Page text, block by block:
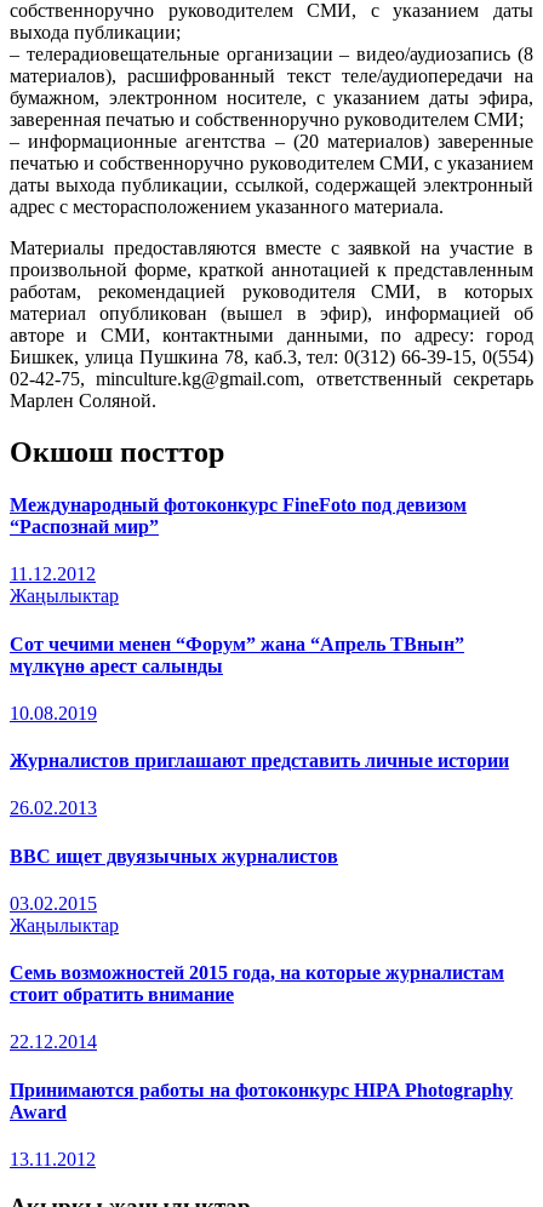
собственноручно руководителем СМИ, с указанием даты
выхода публикации;
– телерадиовещательные организации – видео/аудиозапись (8
материалов), расшифрованный текст теле/аудиопередачи на
бумажном, электронном носителе, с указанием даты эфира,
заверенная печатью и собственноручно руководителем СМИ;
– информационные агентства – (20 материалов) заверенные
печатью и собственноручно руководителем СМИ, с указанием
даты выхода публикации, ссылкой, содержащей электронный
адрес с месторасположением указанного материала.
Материалы предоставляются вместе с заявкой на участие в
произвольной форме, краткой аннотацией к представленным
работам, рекомендацией руководителя СМИ, в которых
материал опубликован (вышел в эфир), информацией об
авторе и СМИ, контактными данными, по адресу: город
Бишкек, улица Пушкина 78, каб.3, тел: 0(312) 66-39-15, 0(554)
02-42-75, minculture.kg@gmail.com, ответственный секретарь
Марлен Соляной.
Окшош посттор
Международный фотоконкурс FineFoto под девизом
“Распознай мир”
11.12.2012
Жаңылыктар
Сот чечими менен “Форум” жана “Апрель ТВнын”
мүлкүнө арест салынды
10.08.2019
Журналистов приглашают представить личные истории
26.02.2013
BBC ищет двуязычных журналистов
03.02.2015
Жаңылыктар
Семь возможностей 2015 года, на которые журналистам
стоит обратить внимание
22.12.2014
Принимаются работы на фотоконкурс HIPA Photography
Award
13.11.2012